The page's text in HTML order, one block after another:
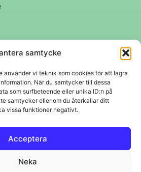
samtycke
använder vi teknik som cookies för att lagra
När du samtycker till dessa
som surfbeteende eller unika ID:n på
samtycker eller om du återkallar ditt
vissa funktioner negativt.
Acceptera
Neka
Swish